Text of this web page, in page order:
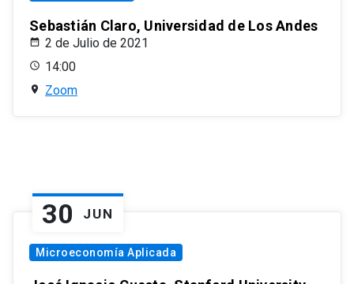
Sebastián Claro, Universidad de Los Andes
2 de Julio de 2021
14:00
Zoom
30 JUN
Microeconomía Aplicada